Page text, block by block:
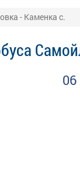
- Каменка с.
06